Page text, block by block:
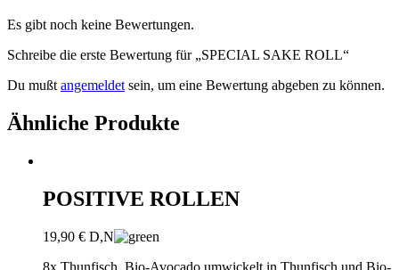
Es gibt noch keine Bewertungen.
Schreibe die erste Bewertung für „SPECIAL SAKE ROLL“
Du mußtangemeldetsein, um eine Bewertung abgeben zu können.
Ähnliche Produkte
POSITIVE ROLLEN
19,90 € D,N
8x Thunfisch, Bio-Avocado umwickelt in Thunfisch und Bio-